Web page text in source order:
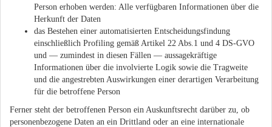
Person erhoben werden: Alle verfügbaren Informationen über die
Herkunft der Daten
das Bestehen einer automatisierten Entscheidungsfindung
einschließlich Profiling gemäß Artikel 22 Abs.1 und 4 DS-GVO
und — zumindest in diesen Fällen — aussagekräftige
Informationen über die involvierte Logik sowie die Tragweite
und die angestrebten Auswirkungen einer derartigen Verarbeitung
für die betroffene Person
Ferner steht der betroffenen Person ein Auskunftsrecht darüber zu, ob
personenbezogene Daten an ein Drittland oder an eine internationale